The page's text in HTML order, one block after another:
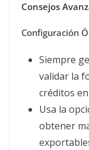
Consejos
Configuración
Siempre
validar la
créditos
Usa la
obtener